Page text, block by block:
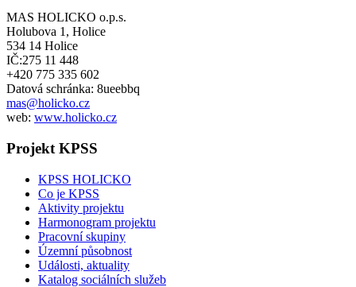
MAS HOLICKO o.p.s.
Holubova 1, Holice
534 14 Holice
IČ:275 11 448
+420 775 335 602
Datová schránka: 8ueebbq
mas@holicko.cz
web: www.holicko.cz
Projekt KPSS
KPSS HOLICKO
Co je KPSS
Aktivity projektu
Harmonogram projektu
Pracovní skupiny
Územní působnost
Události, aktuality
Katalog sociálních služeb